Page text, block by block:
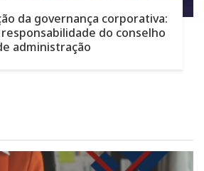
da governança corporativa:
do conselho
administração